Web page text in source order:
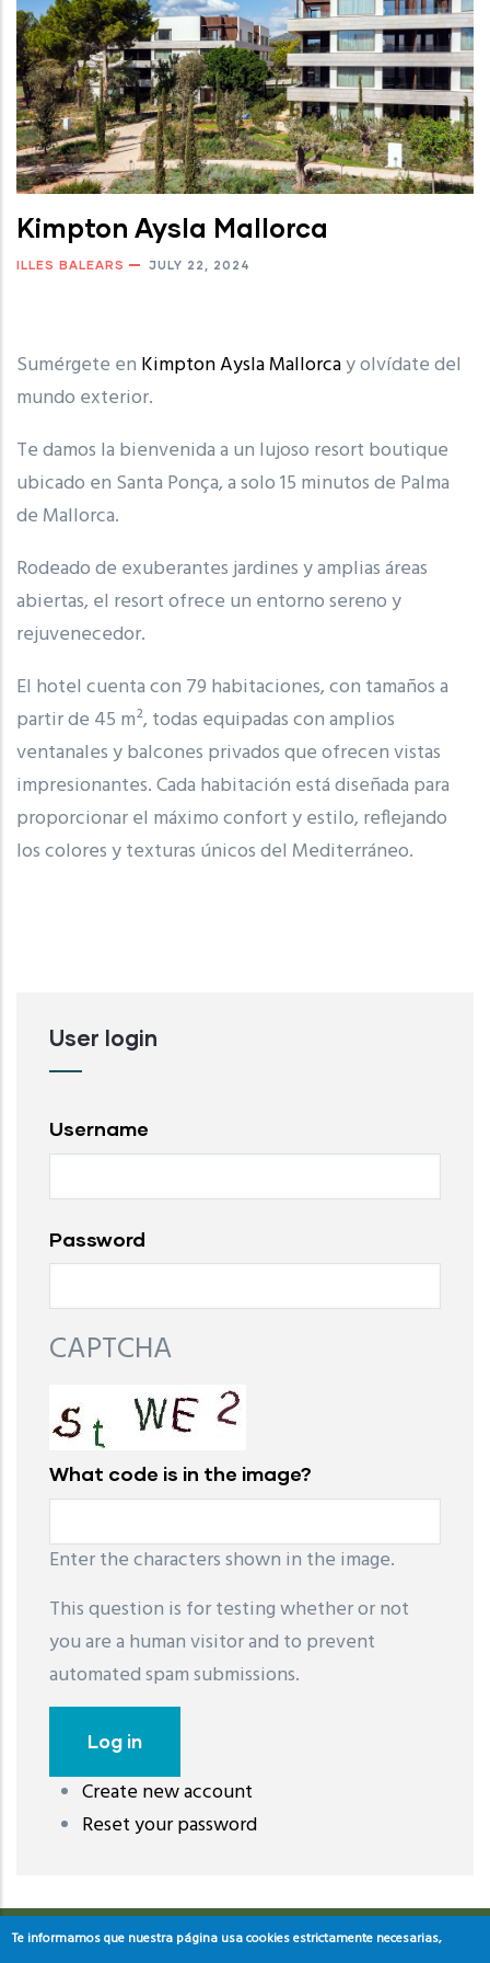
Kimpton Aysla Mallorca
ILLES BALEARS JULY 22, 2024
Sumérgete en Kimpton Aysla Mallorcay olvídate del
mundo exterior.
Te damos la bienvenida a un lujoso resort boutique
ubicado en Santa Ponça, a solo 15 minutos de Palma
de Mallorca.
Rodeado de exuberantes jardines y amplias áreas
abiertas, el resort ofrece un entorno sereno y
rejuvenecedor.
El hotel cuenta con 79 habitaciones, con tamaños a
partir de 45 m², todas equipadas con amplios
ventanales y balcones privados que ofrecen vistas
impresionantes. Cada habitación está diseñada para
proporcionar el máximo confort y estilo, reflejando
los colores y texturas únicos del Mediterráneo.
User login
Username
Password
CAPTCHA
What code is in the image?
Enter the characters shown in the image.
This question is for testing whether or not
you are a human visitor and to prevent
automated spam submissions.
Create new account
Reset your password
레딧 다운로드coloring pages printable
download
Te informamos que nuestra página usa cookies estrictamente necesarias,